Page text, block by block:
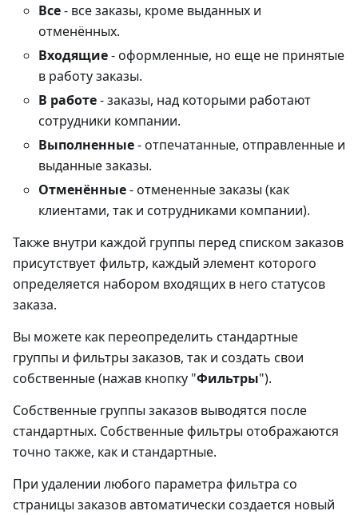
Все- все заказы, кроме выданных и
отменённых.
Входящие- оформленные, но еще не принятые
в работу заказы.
В работе- заказы, над которыми работают
сотрудники компании.
Выполненные- отпечатанные, отправленные и
выданные заказы.
Отменённые- отмененные заказы (как
клиентами, так и сотрудниками компании).
Также внутри каждой группы перед списком заказов
присутствует фильтр, каждый элемент которого
определяется набором входящих в него статусов
заказа.
Вы можете как переопределить стандартные
группы и фильтры заказов, так и создать свои
собственные (нажав кнопку "Фильтры").
Собственные группы заказов выводятся после
стандартных. Собственные фильтры отображаются
точно также, как и стандартные.
При удалении любого параметра фильтра со
страницы заказов автоматически создается новый